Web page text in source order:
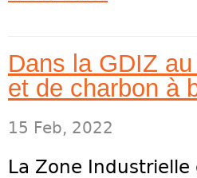
Dans la GDIZ
et de charbon à
15 Feb, 2022
La Zone Industrielle